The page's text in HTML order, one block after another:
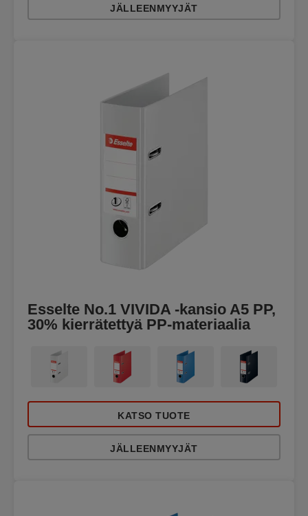
JÄLLEENMYYJÄT
Esselte No.1 VIVIDA -kansio A5 PP,
30% kierrätettyä PP-materiaalia
KATSO TUOTE
JÄLLEENMYYJÄT